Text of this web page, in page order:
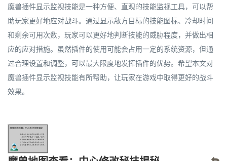
魔兽插件显示监视技能是一种方便、直观的技能监视工具，可以帮
助玩家更好地应对战斗。通过显示敌方目标的技能图标、冷却时间
和剩余可用次数，玩家可以更好地判断技能的威胁程度，并做出相
应的应对措施。虽然插件的使用可能会占用一定的系统资源，但通
过合理设置和调整，可以最大限度地发挥插件的优势。希望本文对
魔兽插件显示监视技能有所帮助，让玩家在游戏中取得更好的战斗
效果。